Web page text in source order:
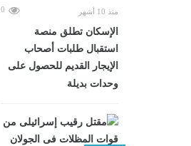
منذ 10 أشهر 0
الإسكان تطلق منصة
استقبال طلبات أصحاب
الإيجار القديم للحصول على
وحدات بديلة